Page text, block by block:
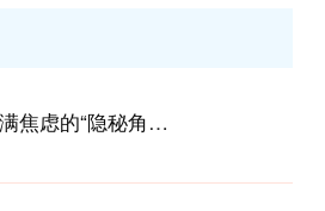
静默关怀：如何照亮就诊旅程中，那些未被言说却充满焦虑的“隐秘角落”？